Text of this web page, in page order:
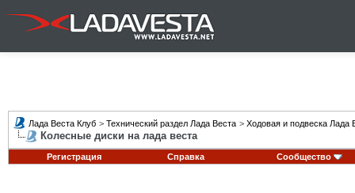
Лада Веста Клуб > Технический раздел Лада Веста > Ходовая и подвеска Лада
Колесные диски на лада веста
Регистрация Справка Сообщество